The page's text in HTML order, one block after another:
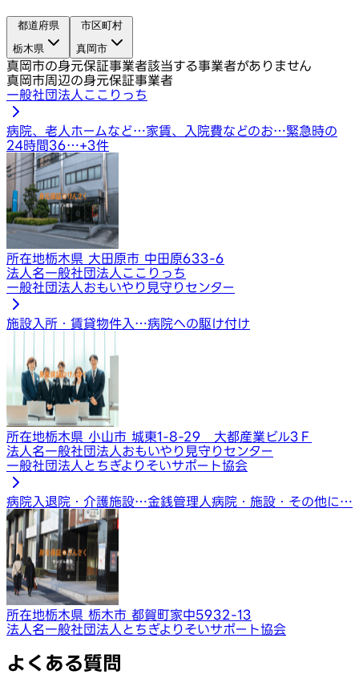
都道府県
栃木県
市区町村
真岡市
真岡市の身元保証事業者該当する事業者がありません
真岡市周辺の身元保証事業者
一般社団法人ここりっち
病院、老人ホームなど…家賃、入院費などのお…緊急時の
24時間36…+3件
所在地栃木県 大田原市 中田原633-6
法人名一般社団法人ここりっち
一般社団法人おもいやり見守りセンター
施設入所・賃貸物件入…病院への駆け付け
所在地栃木県 小山市 城東1-8-29 大都産業ビル3Ｆ
法人名一般社団法人おもいやり見守りセンター
一般社団法人とちぎよりそいサポート協会
病院入退院・介護施設…金銭管理人病院・施設・その他に…
所在地栃木県 栃木市 都賀町家中5932-13
法人名一般社団法人とちぎよりそいサポート協会
よくある質問